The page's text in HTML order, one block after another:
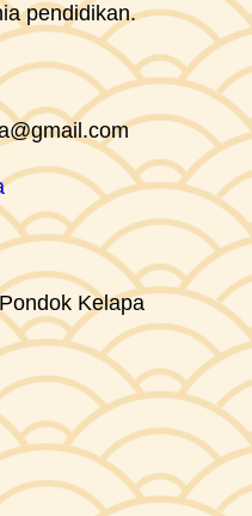
pendidikan.
Kelapa